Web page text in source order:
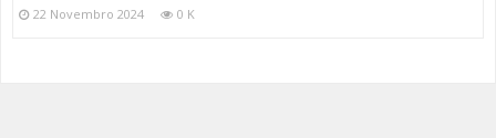
22 Novembro 2024 0 K